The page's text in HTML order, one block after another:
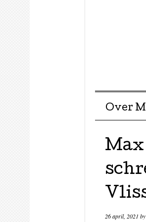
Skip to
Over
Max
26 april, 2021 by